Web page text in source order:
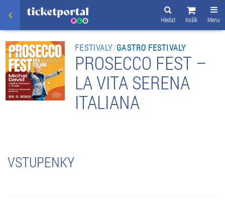
Menu
Košík
Hledat
FESTIVALY/GASTRO FESTIVALY
PROSECCO FEST –
LA VITA SERENA
ITALIANA
VSTUPENKY